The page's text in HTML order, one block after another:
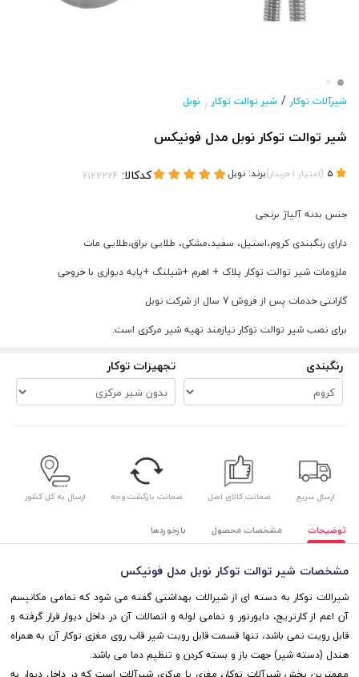
شیرآلات توکار/ شیر توالت توکار / نوبل
شیر توالت توکار نوبل مدل فونیکس
(امتیاز 1خریدار)برند: نوبل کدکالا:
جنس بدنه آلیاژ برنجی
دارای رنگبندی کروم،استیل، سفید،مشکی، طلایی براق،طلایی مات
ملزومات شیر توالت توکار پلاک + اهرم +شیلنگ +پایه دیواری با خروجی
گارانتی خدمات پس از فروش 7 سال از شرکت نوبل
برای نصب شیر توالت توکار نیازمند تهیه شیر مرکزی است.
رنگبندی تجهیزات توکار
ارسال سریع ضمانت کالای اصل ضمانت بازگشت وجه ارسال به کل کشور
توضیحات مشخصات محصول بازخوردها
مشخصات شیر توالت توکار نوبل مدل فونیکس
شیرالات توکار به دسته ای از شیرالات بهداشتی گفته می شود که تمامی مکانیسم
آن اعم از کارتریج، دایورتور و تمامی لوله و اتصالات آن در داخل دیوار قرار گرفته و
قابل رویت نمی باشد، تنها قسمت قابل رویت شیر قاب روی مغزی توکار آن به همراه
هندل (دسته شیر) جهت باز و بسته کردن و تنظیم دما می باشد.